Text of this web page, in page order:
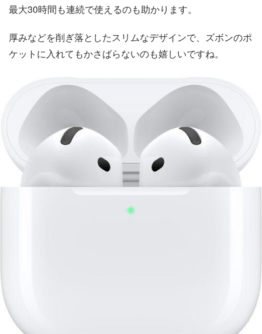
最大30時間も連続で使えるのも助かります。
厚みなどを削ぎ落としたスリムなデザインで、ズボンのポ
ケットに入れてもかさばらないのも嬉しいですね。